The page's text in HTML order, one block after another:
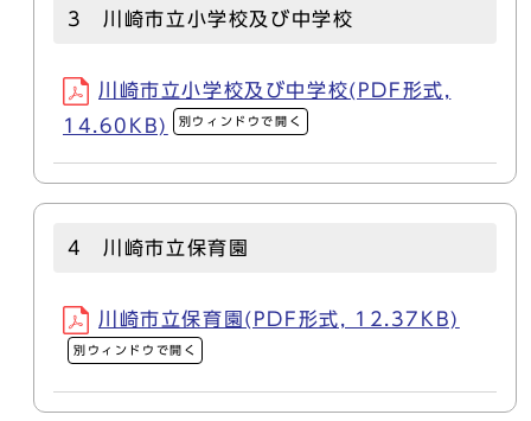
3 川崎市立小学校及び中学校
川崎市立小学校及び中学校(PDF形式,
14.60KB)
別ウィンドウで開く
4 川崎市立保育園
川崎市立保育園(PDF形式, 12.37KB)
別ウィンドウで開く